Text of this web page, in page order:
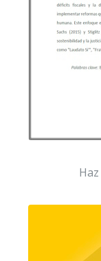
Haz